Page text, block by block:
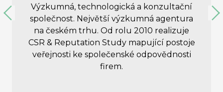
Výzkumná, technologická a konzultační
společnost. Největší výzkumná agentura
na českém trhu. Od rolu 2010 realizuje
CSR & Reputation Study mapující postoje
veřejnosti ke společenské odpovědnosti
firem.